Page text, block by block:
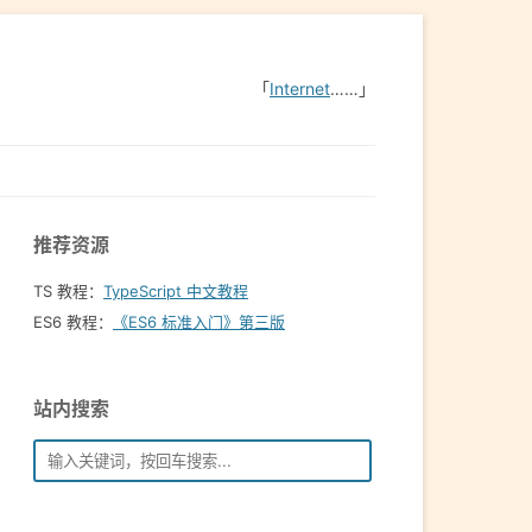
「Internet……」
推荐资源
TS 教程： TypeScript 中文教程
ES6 教程：
《ES6 标准入门》第三版
站内搜索